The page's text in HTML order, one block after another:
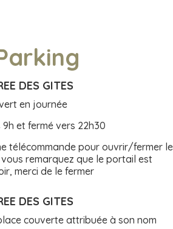
DES GITES
en journée
et fermé vers 22h30
télécommande pour ouvrir/fermer le
remarquez que le portail est
merci de le fermer
DES GITES
couverte attribuée à son nom